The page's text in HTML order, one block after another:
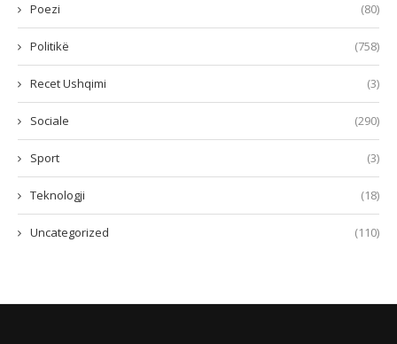
Poezi (80)
Politikë (758)
Recet Ushqimi (3)
Sociale (290)
Sport (3)
Teknologji (18)
Uncategorized (110)